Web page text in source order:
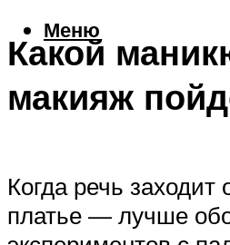
Меню
Какой
макияж
Когда речь
платье — лучше